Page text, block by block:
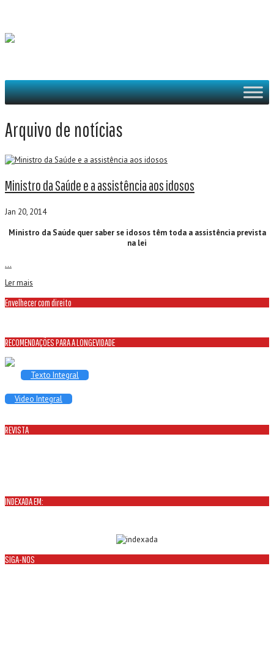
Arquivo de notícias
Ministro da Saúde e a assistência aos idosos
Jan 20, 2014
Ministro da Saúde quer saber se idosos têm toda a assistência prevista
na lei
…
Ler mais
Envelhecer com direito
RECOMENDAÇÕES PARA A LONGEVIDADE
Texto Integral
Video Integral
REVISTA
INDEXADA EM:
SIGA-NOS